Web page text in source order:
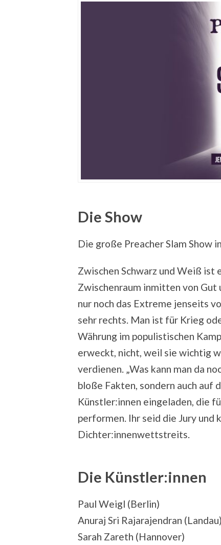
Die Show
Die große Preacher Slam Show
Zwischen Schwarz und Weiß ist
Zwischenraum inmitten von Gut
nur noch das Extreme jenseits
sehr rechts. Man ist für Krieg
Währung im populistischen
erweckt, nicht, weil sie wichtig
verdienen. „Was kann man da
bloße Fakten, sondern auch auf
Künstler:innen eingeladen, die
performen. Ihr seid die Jury und
Dichter:innenwettstreits.
Die Künstler:innen
Paul Weigl (Berlin)
Anuraj Sri Rajarajendran (Landau)
Sarah Zareth (Hannover)